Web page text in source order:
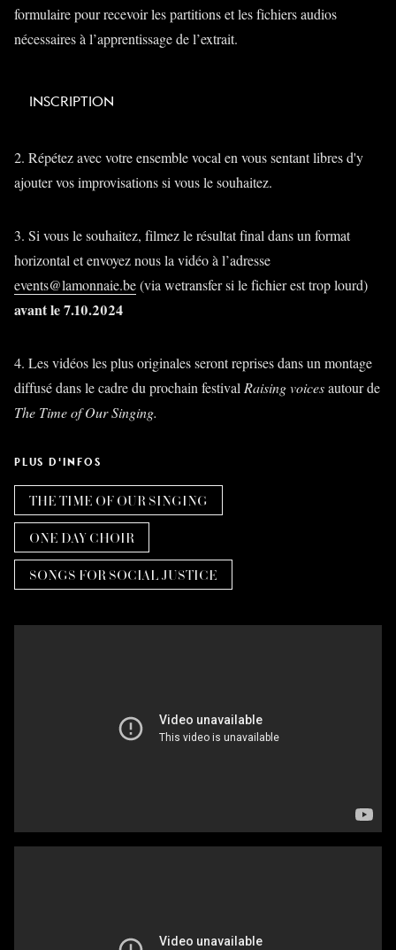
formulaire pour recevoir les partitions et les fichiers audios
nécessaires à l’apprentissage de l’extrait.
INSCRIPTION
2. Répétez avec votre ensemble vocal en vous sentant libres d'y
ajouter vos improvisations si vous le souhaitez.
3. Si vous le souhaitez, filmez le résultat final dans un format
horizontal et envoyez nous la vidéo à l’adresse
events@lamonnaie.be(via wetransfer si le fichier est trop lourd)
avant le 7.10.2024
4. Les vidéos les plus originales seront reprises dans un montage
diffusé dans le cadre du prochain festivalRaising voicesautour de
The Time of Our Singing.
PLUS D'INFOS
THE TIME OF OUR SINGING
ONE DAY CHOIR
SONGS FOR SOCIAL JUSTICE